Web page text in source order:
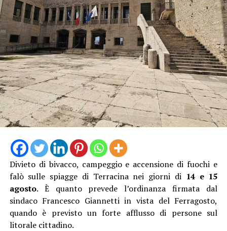
La proprietaria di una delle vetture coinvolte ha
denunciato l’accaduto anche attraverso un video
pubblicato sui social, nella speranza di poter raccogliere
informazioni utili a ricostruire quanto accaduto e
individuare il responsabile.
Al momento, infatti, non risulta che qualcuno abbia
assistito direttamente all’incidente, nonostante il
lungomare fosse particolarmente affollato proprio
nell’ora di punta del sabato.
Divieto di bivacco, campeggio e accensione di fuochi e
falò sulle spiagge di Terracina nei giorni di 14 e 15
agosto. È quanto prevede l’ordinanza firmata dal
sindaco Francesco Giannetti in vista del Ferragosto,
quando è previsto un forte afflusso di persone sul
litorale cittadino.